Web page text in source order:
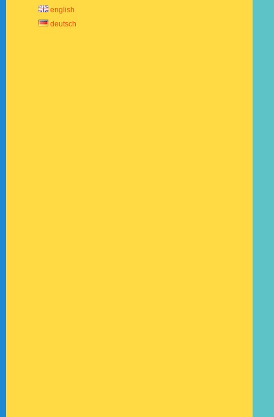
english
deutsch